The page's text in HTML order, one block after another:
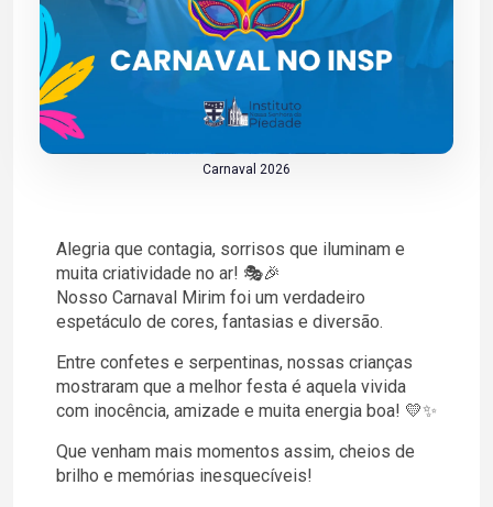
Carnaval 2026
Alegria que contagia, sorrisos que iluminam e
muita criatividade no ar! 🎭🎉
Nosso Carnaval Mirim foi um verdadeiro
espetáculo de cores, fantasias e diversão.
Entre confetes e serpentinas, nossas crianças
mostraram que a melhor festa é aquela vivida
com inocência, amizade e muita energia boa! 💛✨
Que venham mais momentos assim, cheios de
brilho e memórias inesquecíveis!